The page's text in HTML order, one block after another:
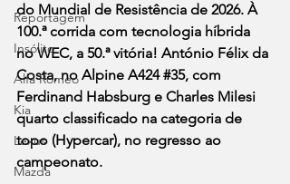
Reportagem
Insólito
Alfa Romeo
Kia
Lexus
Mazda
do Mundial de Resistência de 2026. À
100.ª corrida com tecnologia híbrida
no WEC, a 50.ª vitória! António Félix da
Costa, no Alpine A424 #35, com
Ferdinand Habsburg e Charles Milesi
quarto classificado na categoria de
topo (Hypercar), no regresso ao
campeonato.